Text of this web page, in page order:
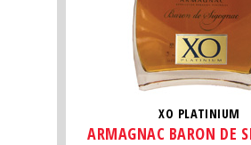
XO PLATINIUM
ARMAGNAC BARON DE